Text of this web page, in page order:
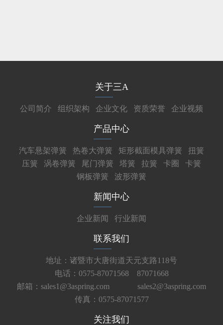
关于三A
公司简介 组织架构 企业文化 资质荣誉 企业视频
产品中心
汽车悬架弹簧 热卷大弹簧 矩形截面模具弹簧
扭簧
压簧
涡卷弹簧 尾门弹簧 塔簧 拉簧 卡圈
卡簧
钢板弹簧
波形弹簧
新闻中心
企业新闻 行业新闻
联系我们
地址：诸暨市大唐街道天元支路118号
电话：0575-87071568 87071668
邮箱：sales1@3aspring.com
sales2@3aspring.com
传真：0575-87071577
关注我们